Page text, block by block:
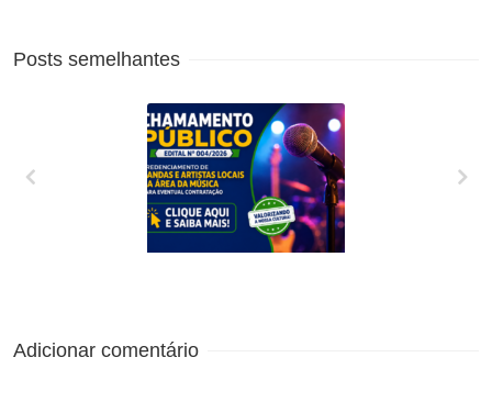
Posts semelhantes
CREDENCIAMENTO
Adicionar comentário